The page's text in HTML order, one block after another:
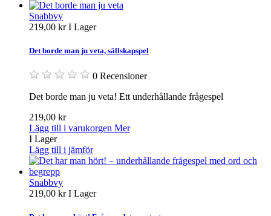
Snabbvy
219,00 krI Lager
Det borde man ju veta, sällskapspel
0 Recensioner
Det borde man ju veta! Ett underhållande frågespel
219,00 kr
Lägg till i varukorgen Mer
I Lager
Lägg till i jämför
Snabbvy
219,00 krI Lager